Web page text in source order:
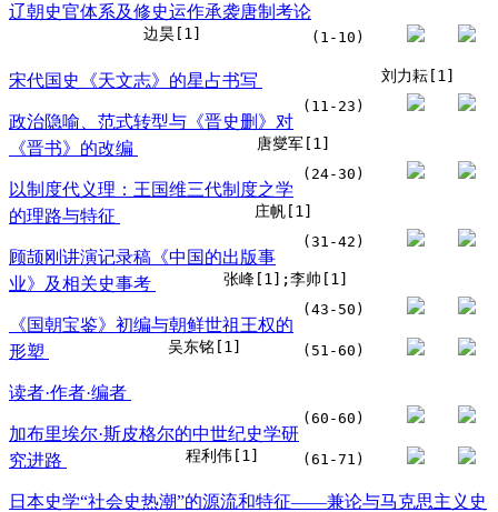
辽朝史官体系及修史运作承袭唐制考论
边昊[1] (1-10)
宋代国史《天文志》的星占书写 刘力耘[1]
(11-23)
政治隐喻、范式转型与《晋史删》对
《晋书》的改编
唐燮军[1]
(24-30)
以制度代义理：王国维三代制度之学
的理路与特征
庄帆[1]
(31-42)
顾颉刚讲演记录稿《中国的出版事
业》及相关史事考
张峰[1];李帅[1]
(43-50)
《国朝宝鉴》初编与朝鲜世祖王权的
形塑
吴东铭[1] (51-60)
读者·作者·编者
(60-60)
加布里埃尔·斯皮格尔的中世纪史学研
究进路
程利伟[1] (61-71)
日本史学“社会史热潮”的源流和特征——兼论与马克思主义史